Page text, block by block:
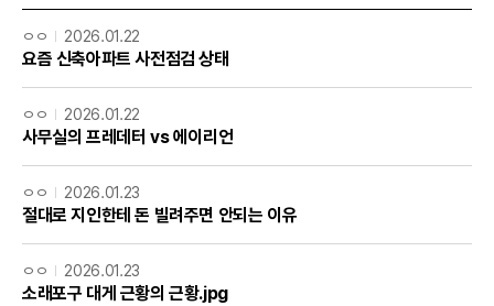
ㅇㅇ 2026.01.22
요즘 신축아파트 사전점검 상태
ㅇㅇ 2026.01.22
사무실의 프레데터 vs 에이리언
ㅇㅇ 2026.01.23
절대로 지인한테 돈 빌려주면 안되는 이유
ㅇㅇ 2026.01.23
소래포구 대게 근황의 근황.jpg